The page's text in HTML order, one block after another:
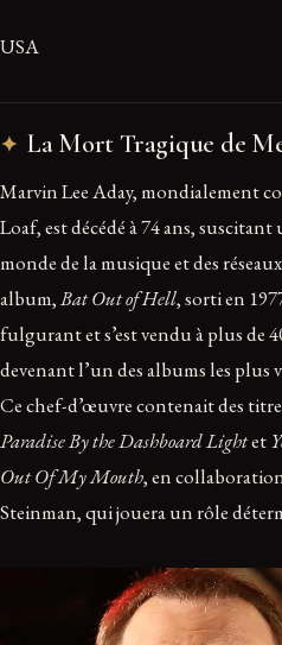
USA
La Mort Tragique de
Marvin Lee Aday, mondialement
Loaf, est décédé à 74 ans,
monde de la musique et des
album,Bat Out of Hell, sorti en
fulgurant et s’est vendu à plus de
devenant l’un des albums les plus
Ce chef-d’œuvre contenait des
Paradise By the Dashboard Lightet
Out Of My Mouth, en
Steinman, qui jouera un rôle